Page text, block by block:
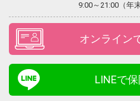
9:00～21:00（年
オンライン
LINEで